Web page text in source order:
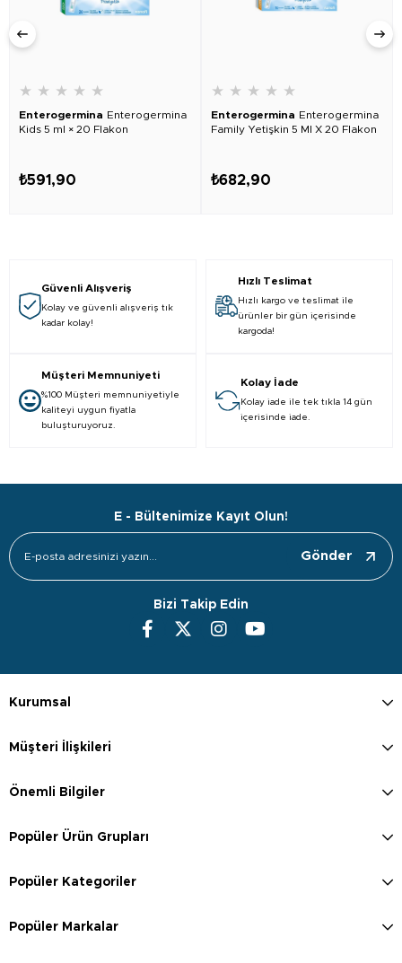
★ ★ ★ ★ ★
Enterogermina Enterogermina
Kids 5 ml × 20 Flakon
₺591,90
★ ★ ★ ★ ★
Enterogermina Enterogermina
Family Yetişkin 5 Ml X 20 Flakon
₺682,90
Güvenli Alışveriş
Kolay ve güvenli alışveriş tık
kadar kolay!
Hızlı Teslimat
Hızlı kargo ve teslimat ile
ürünler bir gün içerisinde
kargoda!
Müşteri Memnuniyeti
%100 Müşteri memnuniyetiyle
kaliteyi uygun fiyatla
buluşturuyoruz.
Kolay İade
Kolay iade ile tek tıkla 14 gün
içerisinde iade.
E - Bültenimize Kayıt Olun!
Gönder
Bizi Takip Edin
Kurumsal
Müşteri İlişkileri
Önemli Bilgiler
Popüler Ürün Grupları
Popüler Kategoriler
Popüler Markalar